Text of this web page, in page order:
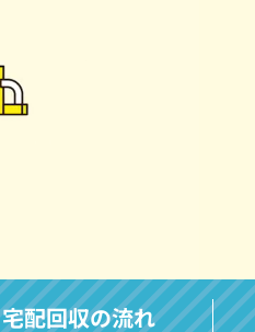
宅配回収の流れ